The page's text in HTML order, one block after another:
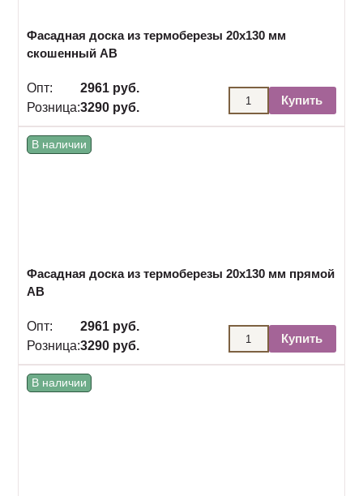
Фасадная доска из термоберезы 20х130 мм
скошенный АВ
Опт:
2961 руб.
Розница:3290 руб.
Купить
В наличии
Фасадная доска из термоберезы 20х130 мм прямой
АВ
Опт:
2961 руб.
Розница:3290 руб.
Купить
В наличии